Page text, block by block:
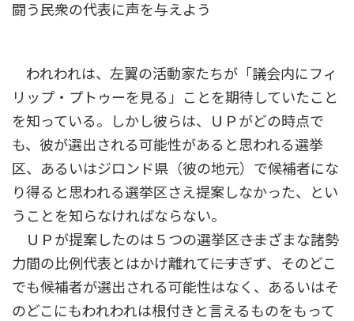
闘う民衆の代表に声を与えよう
われわれは、左翼の活動家たちが「議会内にフィ
リップ・プトゥーを見る」ことを期待していたこと
を知っている。しかし彼らは、ＵＰがどの時点で
も、彼が選出される可能性があると思われる選挙
区、あるいはジロンド県（彼の地元）で候補者にな
り得ると思われる選挙区さえ提案しなかった、とい
うことを知らなければならない。
ＵＰが提案したのは５つの選挙区――さまざまな諸勢
力間の比例代表とはかけ離れて――にすぎず、そのどこ
でも候補者が選出される可能性はなく、あるいはそ
のどこにもわれわれは根付きと言えるものをもって